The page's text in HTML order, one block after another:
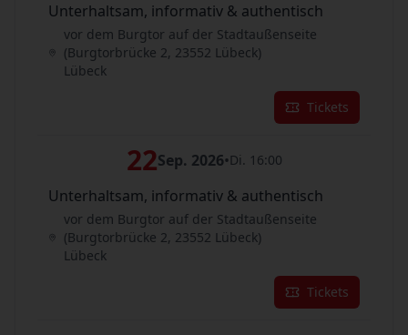
Unterhaltsam, informativ & authentisch
vor dem Burgtor auf der Stadtaußenseite
(Burgtorbrücke 2, 23552 Lübeck)
Lübeck
Tickets
22Sep. 2026•Di. 16:00
Unterhaltsam, informativ & authentisch
vor dem Burgtor auf der Stadtaußenseite
(Burgtorbrücke 2, 23552 Lübeck)
Lübeck
Tickets